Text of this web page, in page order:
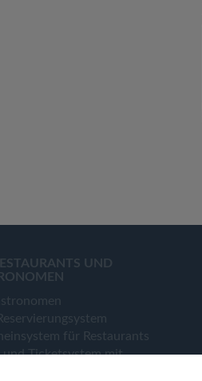
UND
für Restaurants
und Ticketsystem mit